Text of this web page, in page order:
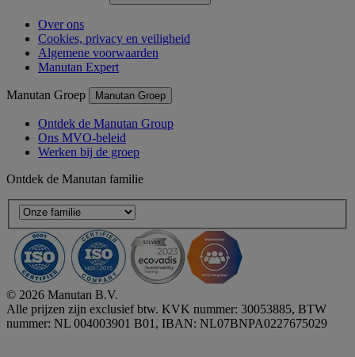
Over ons
Cookies, privacy en veiligheid
Algemene voorwaarden
Manutan Expert
Manutan Groep Manutan Groep
Ontdek de Manutan Group
Ons MVO-beleid
Werken bij de groep
Ontdek de Manutan familie
© 2026 Manutan B.V.
Alle prijzen zijn exclusief btw. KVK nummer: 30053885, BTW
nummer: NL 004003901 B01, IBAN: NL07BNPA0227675029